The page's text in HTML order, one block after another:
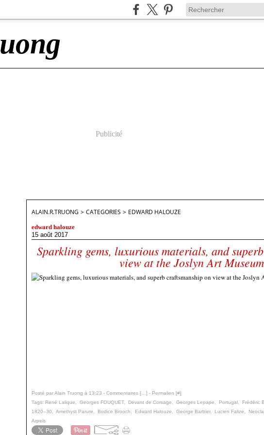
Publicité
ALAIN.R.TRUONG > CATEGORIES > EDWARD HALOUZE
edward halouze
15 août 2017
Sparkling gems, luxurious materials, and
view at the Joslyn Art Museum
Posté par Alain Truong à 13:23 - Commentaires [ ] - Permalien [#]
Tags: René Lalique Georges FOUQUET, Devant de Corsage Georges Lepape Portugal Frédéric
1820–30
Amethyst Parure Bodice Brooch Edward Halouze George Barbier, Lucien Falize
Arpels